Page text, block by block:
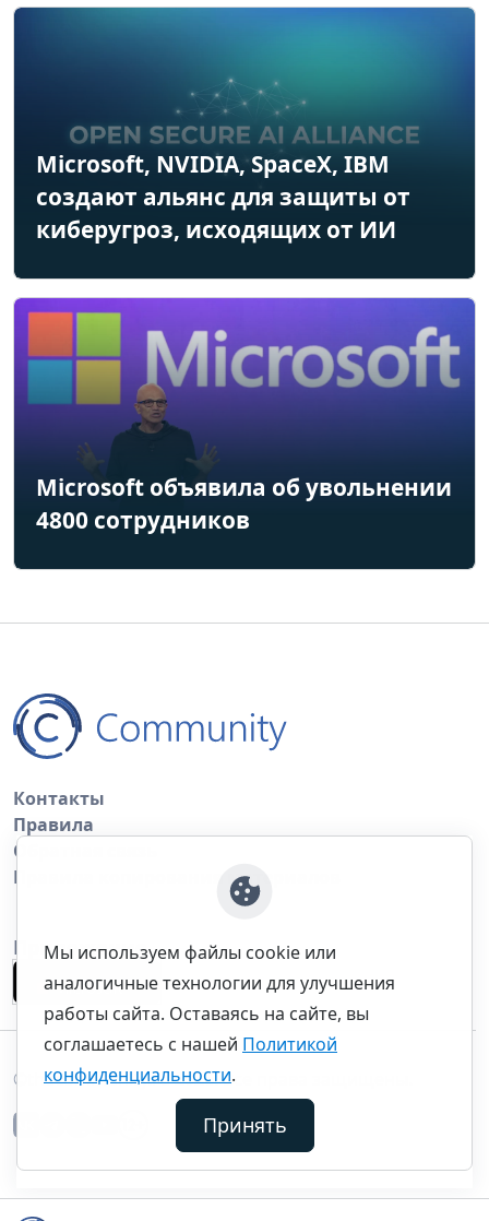
Microsoft, NVIDIA, SpaceX, IBM
создают альянс для защиты от
киберугроз, исходящих от ИИ
Microsoft объявила об увольнении
4800 сотрудников
Контакты
Правила
Обратная связь
Правила копирования материалов
Приложение
©thecommunity.ru 2026. Все права защищены.
Мы используем файлы cookie или
аналогичные технологии для улучшения
работы сайта. Оставаясь на сайте, вы
соглашаетесь с нашей Политикой
конфиденциальности.
Принять